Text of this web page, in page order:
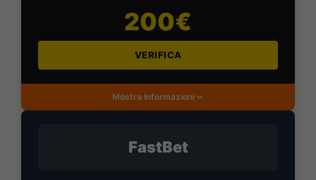
200€
VERIFICA
Mostra Informazioni
FastBet